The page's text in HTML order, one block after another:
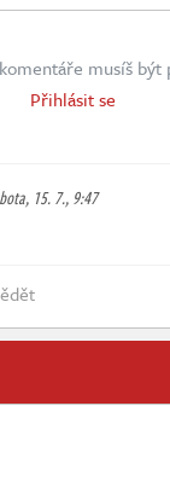
musíš být
Přihlásit se
15. 7., 9:47